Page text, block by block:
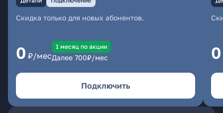
Скидка только для новых абонентов.
0 ₽/мес
1 месяц по акции
Далее 700₽/мес
Подключить
0